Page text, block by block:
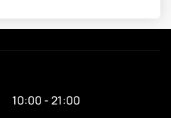
10:00 - 21:00